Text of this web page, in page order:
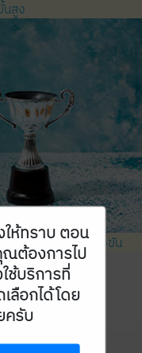
นสูง
าง ทำลายการแข่งขัน
ห้ทราบ ตอน
ณต้องการไป
ช้บริการที่
ลือกได้โดย
ครับ